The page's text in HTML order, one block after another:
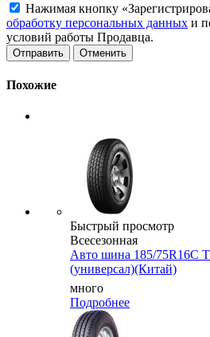
Нажимая кнопку
обработку персональных данных и
условий работы Продавца.
Отменить
Похожие
Быстрый просмотр
Всесезонная
Авто шина 185/75R16C
(универсал)(Китай)
много
Подробнее